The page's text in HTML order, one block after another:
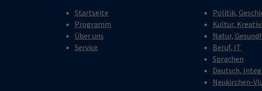
Startseite
Programm
Über uns
Service
Politik,
Kultur,
Natur,
Beruf, IT
Sprachen
Deutsch,
Neukirchen-